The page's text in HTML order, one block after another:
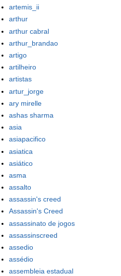
artemis_ii
arthur
arthur cabral
arthur_brandao
artigo
artilheiro
artistas
artur_jorge
ary mirelle
ashas sharma
asia
asiapacifico
asiatica
asiático
asma
assalto
assassin's creed
Assassin's Creed
assassinato de jogos
assassinscreed
assedio
assédio
assembleia estadual